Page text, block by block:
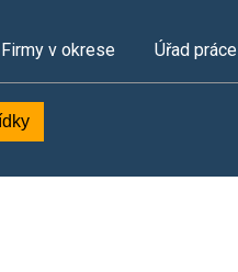
Firmy v okrese Úřad práce